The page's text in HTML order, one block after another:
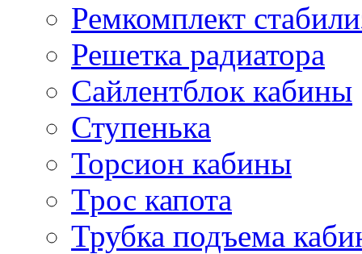
Ремкомплект
Решетка радиатора
Сайлентблок кабины
Ступенька
Торсион кабины
Трос капота
Трубка подъема